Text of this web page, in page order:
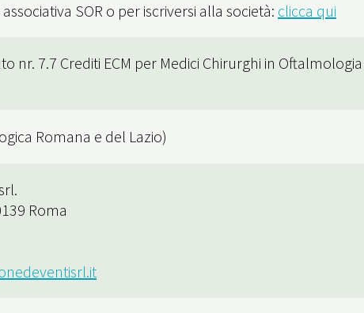
SOR o per iscriversi alla società: clicca qui
nr. 7.7 Crediti ECM per Medici Chirurghi in
Romana e del Lazio)
Roma